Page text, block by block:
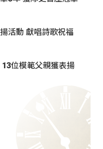
活動 獻唱詩歌祝福
位模範父親獲表揚